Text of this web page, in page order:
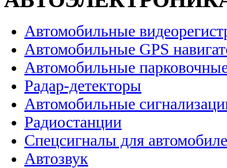
Автомобильные
Автомобильные GPS
Автомобильные
Радар-детекторы
Автомобильные
Радиостанции
Спецсигналы для
Автозвук